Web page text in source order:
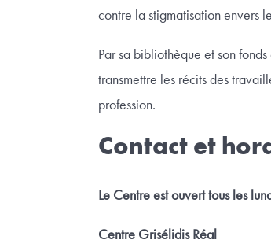
contre la stigmatisation envers
Par sa bibliothèque et son
transmettre les récits des
profession.
Contact et
Le Centre estouvert tous les
Centre Grisélidis Réal